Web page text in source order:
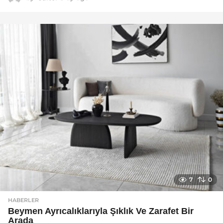
a
7 0
HABERLER
Beymen Ayrıcalıklarıyla Şıklık Ve Zarafet Bir
Arada